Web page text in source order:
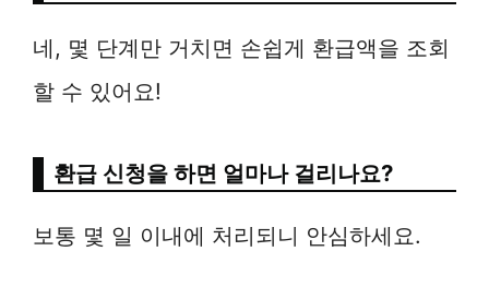
네, 몇 단계만 거치면 손쉽게 환급액을 조회
할 수 있어요!
환급 신청을 하면 얼마나 걸리나요?
보통 몇 일 이내에 처리되니 안심하세요.